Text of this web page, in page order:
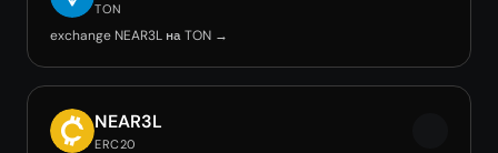
TON
exchange NEAR3L на TON →
NEAR3L
ERC20